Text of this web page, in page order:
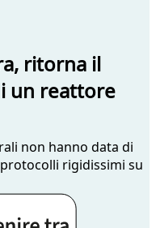
ritorna il
un reattore
non hanno data di
rigidissimi su